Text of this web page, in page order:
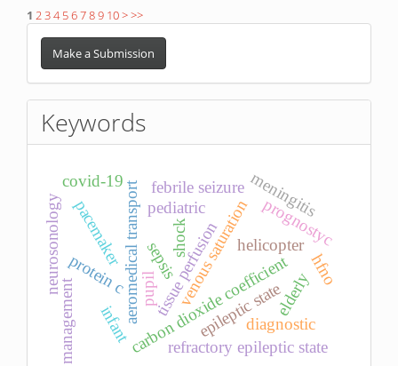
1 234 56789 10>>>
Make
Submission
Make a Submission
Keywords
tissue perfusion
venous saturation
carbon dioxide coefficient
sepsis
shock
aeromedical transport helicopter
febrile seizure
refractory epileptic state
epileptic stateelderly
prognostyc
protein c
pediatric
infant
hfno
neurosonology pupil
pacemaker
meningitis
diagnostic
covid-19
management